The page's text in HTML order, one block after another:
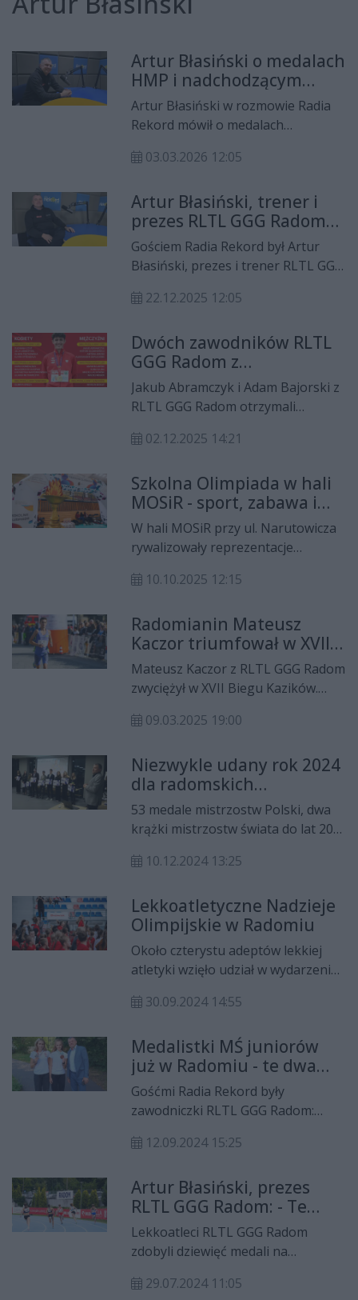
Artur Błasiński o medalach
HMP i nadchodzącym
Biegu Kazików
Artur Błasiński w rozmowie Radia
Rekord mówił o medalach
minionych halowych mistrzostwach
Biegu Kazików.
03.03.2026 12:05
Artur Błasiński, trener i
prezes RLTL GGG Radom
podsumowuje rok 2025
dla radomskich
lekkoatletów
Gościem Radia Rekord był Artur
Błasiński, prezes i trener RLTL GGG
rok 2025 w wykonaniu radomskich
22.12.2025 12:05
Dwóch zawodników RLTL
GGG Radom z
powołaniami na
mistrzostwa Europy!
Jakub Abramczyk i Adam Bajorski z
RLTL GGG Radom otrzymali
na mistrzostwa Europy w biegach
grudnia na południu Portugalii.
02.12.2025 14:21
Szkolna Olimpiada w hali
MOSiR - sport, zabawa i
edukacja w olimpijskim
duchu
W hali MOSiR przy ul. Narutowicza
rywalizowały reprezentacje
Szkolna Olimpiada połączyła
zdrowego stylu życia i dobrą
zabawą.
10.10.2025 12:15
Radomianin Mateusz
Kaczor triumfował w XVII
Biegu Kazików
Mateusz Kaczor z RLTL GGG Radom
zwyciężył w XVII Biegu Kazików.
Izabela Paszkiewicz. Trasa
centrum Radomia. Do mety
dobiegło 798 osób, a razem z
biegami dzieci i młodzieży oraz
biegiem charytatywnym, w
zmaganiach wzięło udział ok.
półtora tysiąca osób.
09.03.2025 19:00
Niezwykle udany rok 2024
dla radomskich
lekkoatletów
53 medale mistrzostw Polski, dwa
krążki mistrzostw świata do lat 20
igrzyskach olimpijskich - tak
w wykonaniu lekkoatletów RLTL
GGG Radom.
10.12.2024 13:25
Lekkoatletyczne Nadzieje
Olimpijskie w Radomiu
Około czterystu adeptów lekkiej
atletyki wzięło udział w wydarzeniu
Nadzieje Olimpijskie na stadionie
30.09.2024 14:55
Medalistki MŚ juniorów
już w Radomiu - te dwa
krążki to ogromny sukces
radomskiej lekkiej
Gośćmi Radia Rekord były
zawodniczki RLTL GGG Radom:
oraz ich trener, Artur Błasiński.
mistrzostw świata U20 z Peru
przywiozły dwa medale: srebrny i
brązowy. Rozmawiał Michał Nowak.
12.09.2024 15:25
Artur Błasiński, prezes
RLTL GGG Radom: - Te
medale to pokłosie
długoletniej pracy z
naszymi zawodnikami
Lekkoatleci RLTL GGG Radom
zdobyli dziewięć medali na
które odbyły się w Radomiu. - Te
29.07.2024 11:05